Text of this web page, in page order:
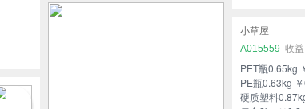
小草屋
A015559
PET瓶0.65kg
PE瓶0.63kg
硬质塑料